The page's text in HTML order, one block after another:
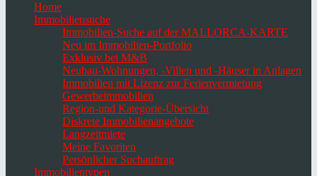
Home
Immobiliensuche
Immobilien-Suche auf der MALLORCA-KARTE
Neu im Immobilien-Portfolio
Exklusiv bei M&B
Neubau-Wohnungen, -Villen und -Häuser in Anlagen
Immobilien mit Lizenz zur Ferienvermietung
Gewerbeimmobilien
Region-und Kategorie-Übersicht
Diskrete Immobilienangebote
Langzeitmiete
Meine Favoriten
Persönlicher Suchauftrag
Immobilientypen